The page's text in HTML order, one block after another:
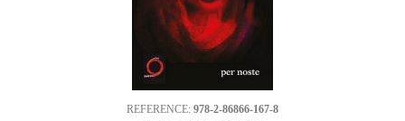
REFERENCE: 978-2-86866-167-8